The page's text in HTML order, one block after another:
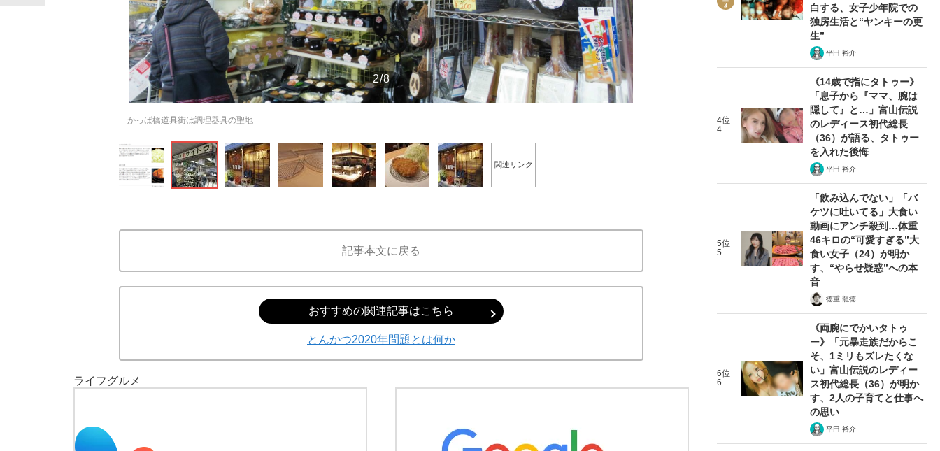
2/8
かっぱ橋道具街は調理器具の聖地
3/8
関連リンク
記事本文に戻る
おすすめの関連記事はこちら
とんかつ2020年問題とは何か
ライフグルメ
白する、女子少年院での
独房生活と“ヤンキーの更
生”
平田 裕介
4位
4
《14歳で指にタトゥー》
「息子から『ママ、腕は
隠して』と…」富山伝説
のレディース初代総長
（36）が語る、タトゥー
を入れた後悔
平田 裕介
5位
5
「飲み込んでない」「バ
ケツに吐いてる」大食い
動画にアンチ殺到…体重
46キロの“可愛すぎる”大
食い女子（24）が明か
す、“やらせ疑惑”への本
音
徳重 龍徳
6位
6
《両腕にでかいタトゥ
ー》「元暴走族だからこ
そ、1ミリもズレたくな
い」富山伝説のレディー
ス初代総長（36）が明か
す、2人の子育てと仕事へ
の思い
平田 裕介